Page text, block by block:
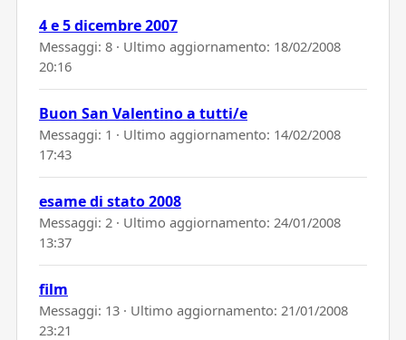
4 e 5 dicembre 2007
Messaggi: 8 · Ultimo aggiornamento: 18/02/2008
20:16
Buon San Valentino a tutti/e
Messaggi: 1 · Ultimo aggiornamento: 14/02/2008
17:43
esame di stato 2008
Messaggi: 2 · Ultimo aggiornamento: 24/01/2008
13:37
film
Messaggi: 13 · Ultimo aggiornamento: 21/01/2008
23:21